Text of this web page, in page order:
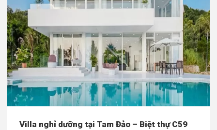
Villa nghỉ dưỡng tại Tam Đảo – Biệt thự C59